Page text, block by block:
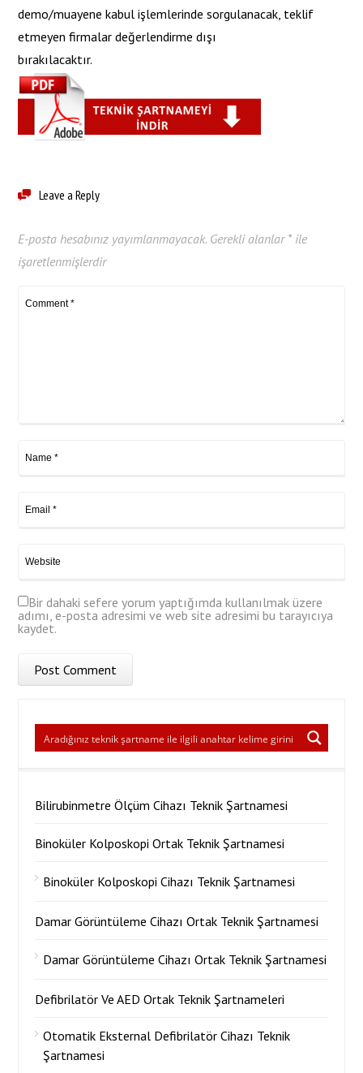
demo/muayene kabul işlemlerinde sorgulanacak, teklif
etmeyen firmalar değerlendirme dışı
bırakılacaktır.
Leave a Reply
E-posta hesabınız yayımlanmayacak. Gerekli alanlar *ile
işaretlenmişlerdir
Bir dahaki sefere yorum yaptığımda kullanılmak üzere
adımı, e-posta adresimi ve web site adresimi bu tarayıcıya
kaydet.
Bilirubinmetre Ölçüm Cihazı Teknik Şartnamesi
Binoküler Kolposkopi Ortak Teknik Şartnamesi
Binoküler Kolposkopi Cihazı Teknik Şartnamesi
Damar Görüntüleme Cihazı Ortak Teknik Şartnamesi
Damar Görüntüleme Cihazı Ortak Teknik Şartnamesi
Defibrilatör Ve AED Ortak Teknik Şartnameleri
Otomatik Eksternal Defibrilatör Cihazı Teknik
Şartnamesi